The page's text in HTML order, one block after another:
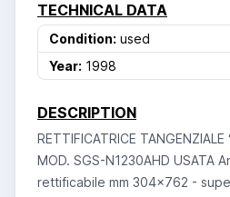
TECHNICAL DATA
Condition: used
Year: 1998
DESCRIPTION
RETTIFICATRICE TANGENZIALE
MOD. SGS-N1230AHD USATA
rettificabile mm 304x762 -